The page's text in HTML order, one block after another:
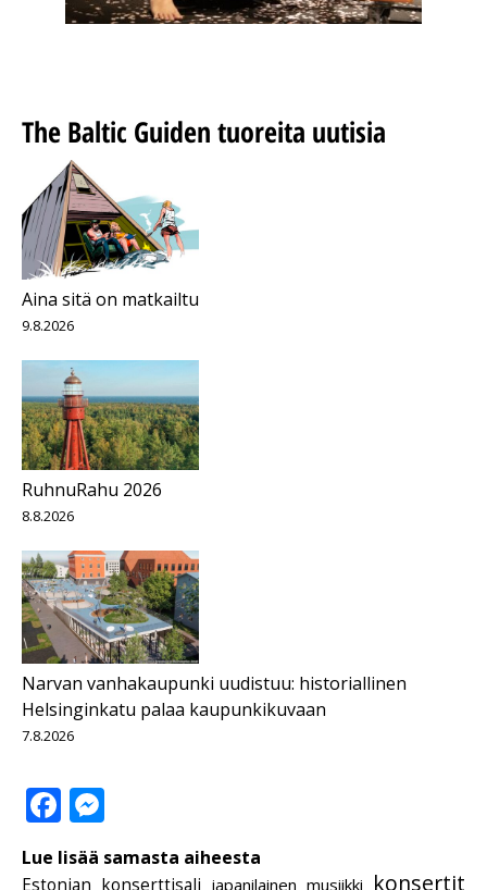
The Baltic Guiden tuoreita uutisia
Aina sitä on matkailtu
9.8.2026
RuhnuRahu 2026
8.8.2026
Narvan vanhakaupunki uudistuu: historiallinen
Helsinginkatu palaa kaupunkikuvaan
7.8.2026
Facebook
Lue lisää samasta aiheesta
Estonian konserttisali japanilainen musiikki konsertit